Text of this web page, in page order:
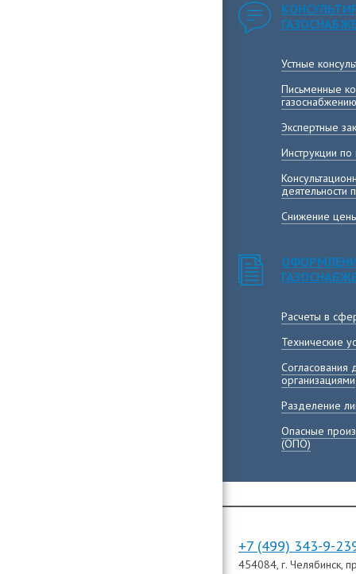
Устные
Письменные
газоснабжению
Экспертные
Инструкции
деятельности
Снижение
Расчеты в
Технические
Согласования
организациями
Разделение
Опасные
(ОПО)
+7 (499) 343-9-
454084, г. Челябинск,